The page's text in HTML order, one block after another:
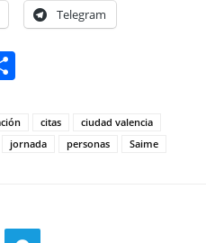
Telegram
citas
ciudad valencia
jornada personas Saime